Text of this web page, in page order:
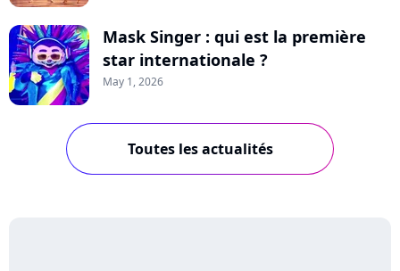
Mask Singer : qui est la première
star internationale ?
May 1, 2026
Toutes les actualités